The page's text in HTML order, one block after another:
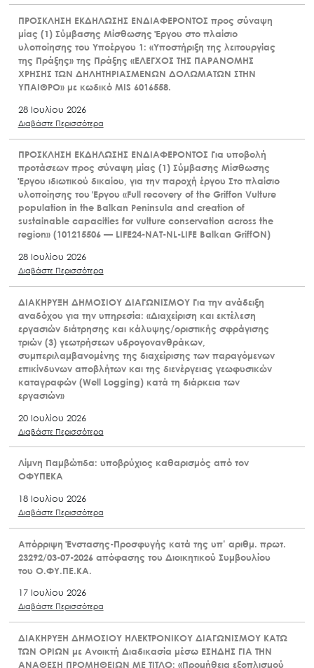
ΠΡΟΣΚΛΗΣΗ ΕΚΔΗΛΩΣΗΣ ΕΝΔΙΑΦΕΡΟΝΤΟΣ προς σύναψη
μίας (1) Σύμβασης Μίσθωσης Έργου στο πλαίσιο
υλοποίησης του Υποέργου 1: «Υποστήριξη της λειτουργίας
της Πράξης» της Πράξης «ΕΛΕΓΧΟΣ ΤΗΣ ΠΑΡΑΝΟΜΗΣ
ΧΡΗΣΗΣ ΤΩΝ ΔΗΛΗΤΗΡΙΑΣΜΕΝΩΝ ΔΟΛΩΜΑΤΩΝ ΣΤΗΝ
ΥΠΑΙΘΡΟ» με κωδικό MIS 6016558.
28 Ιουλίου 2026
Διαβάστε Περισσότερα
ΠΡΟΣΚΛΗΣΗ ΕΚΔΗΛΩΣΗΣ ΕΝΔΙΑΦΕΡΟΝΤΟΣ Για υποβολή
προτάσεων προς σύναψη μίας (1) Σύμβασης Μίσθωσης
Έργου ιδιωτικού δικαίου, για την παροχή έργου Στο πλαίσιο
υλοποίησης του Έργου «Full recovery of the Griffon Vulture
population in the Balkan Peninsula and creation of
sustainable capacities for vulture conservation across the
region» (101215506 — LIFE24-NAT-NL-LIFE Balkan GriffON)
28 Ιουλίου 2026
Διαβάστε Περισσότερα
ΔΙΑΚΗΡΥΞΗ ΔΗΜΟΣΙΟΥ ΔΙΑΓΩΝΙΣΜΟΥ Για την ανάδειξη
αναδόχου για την υπηρεσία: «Διαχείριση και εκτέλεση
εργασιών διάτρησης και κάλυψης/οριστικής σφράγισης
τριών (3) γεωτρήσεων υδρογονανθράκων,
συμπεριλαμβανομένης της διαχείρισης των παραγόμενων
επικίνδυνων αποβλήτων και της διενέργειας γεωφυσικών
καταγραφών (Well Logging) κατά τη διάρκεια των
εργασιών»
20 Ιουλίου 2026
Διαβάστε Περισσότερα
Λίμνη Παμβώτιδα: υποβρύχιος καθαρισμός από τον
ΟΦΥΠΕΚΑ
18 Ιουλίου 2026
Διαβάστε Περισσότερα
Απόρριψη Ένστασης-Προσφυγής κατά της υπ’ αριθμ. πρωτ.
23292/03-07-2026 απόφασης του Διοικητικού Συμβουλίου
του Ο.ΦΥ.ΠΕ.ΚΑ.
17 Ιουλίου 2026
Διαβάστε Περισσότερα
ΔΙΑΚΗΡΥΞΗ ΔΗΜΟΣΙΟΥ ΗΛΕΚΤΡΟΝΙΚΟΥ ΔΙΑΓΩΝΙΣΜΟΥ ΚΑΤΩ
ΤΩΝ ΟΡΙΩΝ με Ανοικτή Διαδικασία μέσω ΕΣΗΔΗΣ ΓΙΑ ΤΗΝ
ΑΝΑΘΕΣΗ ΠΡΟΜΗΘΕΙΩΝ ΜΕ ΤΙΤΛΟ: «Προμήθεια εξοπλισμού